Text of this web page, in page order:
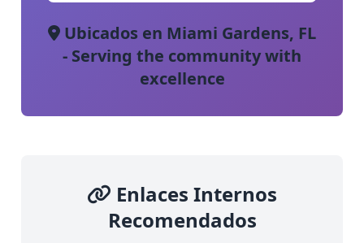
Ubicados en Miami Gardens, FL
- Serving the community with
excellence
Enlaces Internos
Recomendados